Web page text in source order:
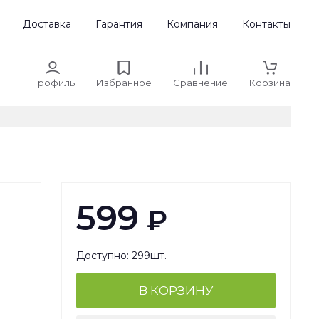
Доставка Гарантия Компания Контакты
Профиль Избранное Сравнение Корзина
599 ₽
Доступно: 299шт.
В КОРЗИНУ